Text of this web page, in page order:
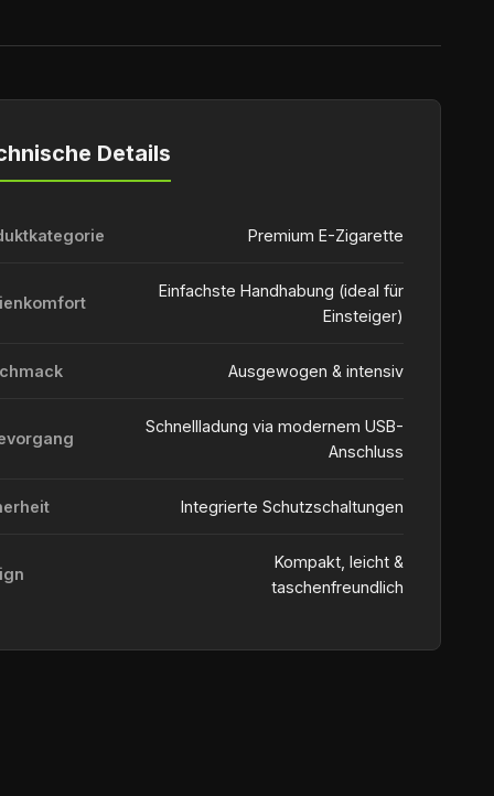
Details
Premium E-Zigarette
Einfachste Handhabung (ideal für
Einsteiger)
Ausgewogen & intensiv
Schnellladung via modernem USB-
Anschluss
Integrierte Schutzschaltungen
Kompakt, leicht &
taschenfreundlich